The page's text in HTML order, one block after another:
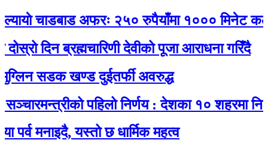
चाडबाड अफरः २५० रुपैयाँमा १००० मिनेट कल र
दिन ब्रह्मचारिणी देवीको पूजा आराधना गरिँदै
सडक खण्ड दुईतर्फी अवरुद्ध
पहिलो निर्णय : देशका १० शहरमा
मनाइदै, यस्तो छ धार्मिक महत्व